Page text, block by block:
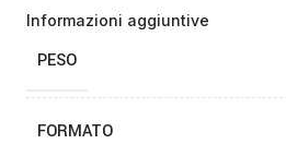
Informazioni aggiuntive
PESO
FORMATO